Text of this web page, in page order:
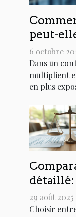
peut-
6 octobre
Dans un
multiplient
en plus
détaillé:
contre
pour
29 août 2025
Choisir